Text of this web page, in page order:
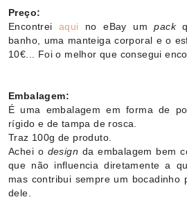
Preço:
Encontrei aqui no eBay umpack
banho, uma manteiga corporal e o
10€... Foi o melhor que consegui
Embalagem:
É uma embalagem em forma de
rígido e de tampa de rosca.
Traz 100g de produto.
Achei o design da embalagem bem
que não influencia diretamente a
mas contribui sempre um bocadinho
dele.